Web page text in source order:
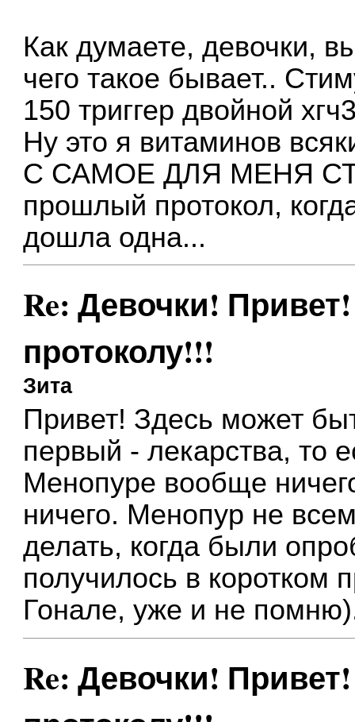
Как думаете, девочки,
чего такое бывает..
150 триггер двойной
Ну это я витаминов
С САМОЕ ДЛЯ МЕНЯ
прошлый протокол,
дошла одна...
Re: Девочки!
протоколу!!!
Зита
Привет! Здесь может
первый - лекарства, то
Менопуре вообще
ничего. Менопур не
делать, когда были
получилось в коротком
Гонале, уже и не
Re: Девочки!